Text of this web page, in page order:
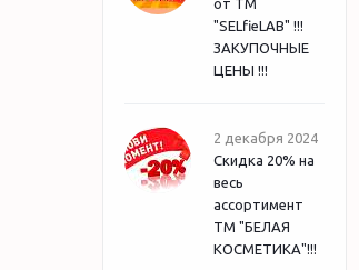
от ТМ
"SELfieLAB" !!!
ЗАКУПОЧНЫЕ
ЦЕНЫ !!!
2 декабря 2024
Скидка 20% на
весь
ассортимент
ТМ "БЕЛАЯ
КОСМЕТИКА"!!!